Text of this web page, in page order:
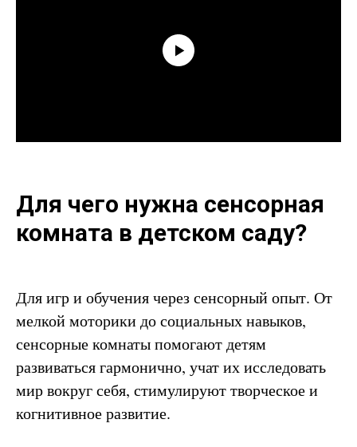
Для чего нужна сенсорная
комната в детском саду?
Для игр и обучения через сенсорный опыт. От
мелкой моторики до социальных навыков,
сенсорные комнаты помогают детям
развиваться гармонично, учат их исследовать
мир вокруг себя, стимулируют творческое и
когнитивное развитие.